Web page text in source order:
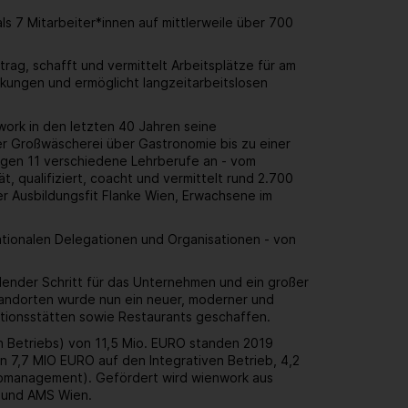
7 Mitarbeiter*innen auf mittlerweile über 700
schafft und vermittelt Arbeitsplätze für am
und ermöglicht langzeitarbeitslosen
in den letzten 40 Jahren seine
über Gastronomie bis zu einer
11 verschiedene Lehrberufe an - vom
qualifiziert, coacht und vermittelt rund 2.700
Flanke Wien, Erwachsene im
Delegationen und Organisationen - von
Schritt für das Unternehmen und ein großer
wurde nun ein neuer, moderner und
sowie Restaurants geschaffen.
von 11,5 Mio. EURO standen 2019
MIO EURO auf den Integrativen Betrieb, 4,2
Gefördert wird wienwork aus
AMS Wien.